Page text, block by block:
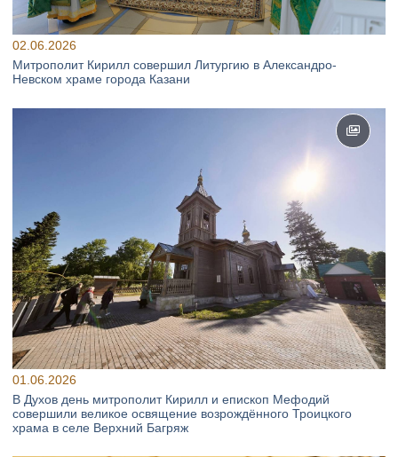
02.06.2026
Митрополит Кирилл совершил Литургию в Александро-
Невском храме города Казани
01.06.2026
В Духов день митрополит Кирилл и епископ Мефодий
совершили великое освящение возрождённого Троицкого
храма в селе Верхний Багряж